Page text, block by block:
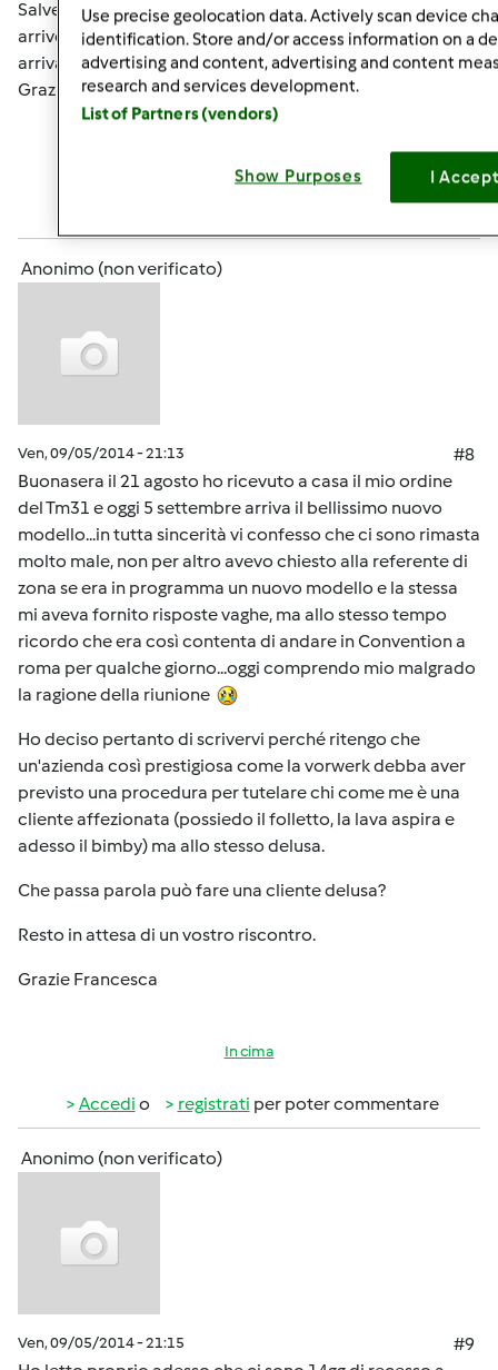
Salve ho effettuato l'ordine ieri, vorrei sapere se mi
arriverà il modello nuovo o no perché nel caso non mi
arrivasse vorrei annullare e prendere questo nuovo.
Grazie per l'attenzione
Anonimo (non verificato)
Ven, 09/05/2014 - 21:13
#8
Buonasera il 21 agosto ho ricevuto a casa il mio ordine
del Tm31 e oggi 5 settembre arriva il bellissimo nuovo
modello...in tutta sincerità vi confesso che ci sono rimasta
molto male, non per altro avevo chiesto alla referente di
zona se era in programma un nuovo modello e la stessa
mi aveva fornito risposte vaghe, ma allo stesso tempo
ricordo che era così contenta di andare in Convention a
roma per qualche giorno...oggi comprendo mio malgrado
la ragione della riunione
Ho deciso pertanto di scrivervi perché ritengo che
un'azienda così prestigiosa come la vorwerk debba aver
previsto una procedura per tutelare chi come me è una
cliente affezionata (possiedo il folletto, la lava aspira e
adesso il bimby) ma allo stesso delusa.
Che passa parola può fare una cliente delusa?
Resto in attesa di un vostro riscontro.
Grazie Francesca
In cima
Accedi o registrati per poter commentare
Anonimo (non verificato)
Ven, 09/05/2014 - 21:15
#9
Use precise geolocation data. Actively scan device
identification. Store and/or access information on a
advertising and content, advertising and content
research and services development.
List of Partners (vendors)
Show Purposes I